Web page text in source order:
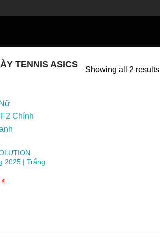
TENNIS ASICS
Showing all 2 results
wishlist
2025 | Trắng
₫Giá